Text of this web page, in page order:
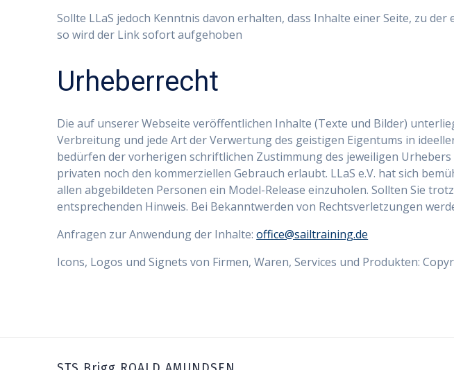
Sollte LLaS jedoch Kenntnis davon erhalten, dass Inhalte einer Seite, zu
so wird der Link sofort aufgehoben
Urheberrecht
Die auf unserer Webseite veröffentlichen Inhalte (Texte und Bilder)
Verbreitung und jede Art der Verwertung des geistigen Eigentums in
bedürfen der vorherigen schriftlichen Zustimmung des jeweiligen
privaten noch den kommerziellen Gebrauch erlaubt. LLaS e.V. hat sich
allen abgebildeten Personen ein Model-Release einzuholen. Sollten Sie
entsprechenden Hinweis. Bei Bekanntwerden von Rechtsverletzungen
Anfragen zur Anwendung der Inhalte:office@sailtraining.de
Icons, Logos und Signets von Firmen, Waren, Services und Produkten: